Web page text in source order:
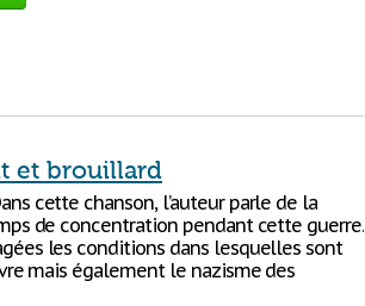
et brouillard
cette chanson, l’auteur parle de la
de concentration pendant cette guerre.
les conditions dans lesquelles sont
mais également le nazisme des